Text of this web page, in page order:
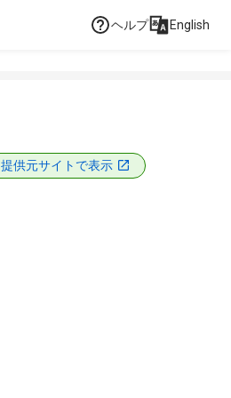
ヘルプ English
提供元サイトで表示